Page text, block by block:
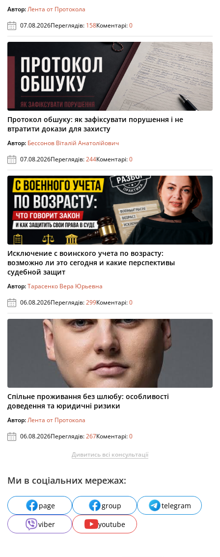
Автор:Лента от Протокола
07.08.2026Переглядів: 158Коментарі:0
Протокол обшуку: як зафіксувати порушення і не
втратити докази для захисту
Автор: Бессонов Віталій Анатолійович
07.08.2026Переглядів:244Коментарі:0
Исключение с воинского учета по возрасту:
возможно ли это сегодня и какие перспективы
судебной защит
Автор:Тарасенко Вера Юрьевна
06.08.2026Переглядів:299Коментарі:0
Спільне проживання без шлюбу: особливості
доведення та юридичні ризики
Автор:Лента от Протокола
06.08.2026Переглядів:267Коментарі:0
Дивитись всі консультації
Ми в соціальних мережах:
page group
telegram
viber
youtube